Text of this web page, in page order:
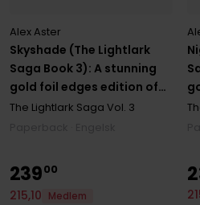
Skyshade (The Lightlark
Saga Book 3): A stunning
gold foil edges edition of
the third book in the #1
Alex Aster
The Lightlark Saga Vol. 3
23900
215,10
Medlem